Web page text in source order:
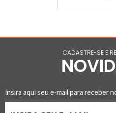
CADASTRE-SE E
Insira aqui seu e-mail para receber